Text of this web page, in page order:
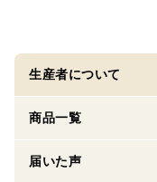
生産者について
商品一覧
届いた声